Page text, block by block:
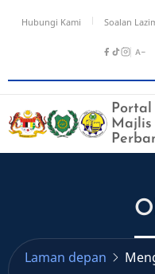
Hubungi Kami Soalan
A−
Portal
Majlis
Laman depan